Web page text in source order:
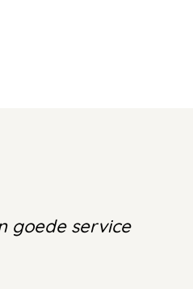
goede service